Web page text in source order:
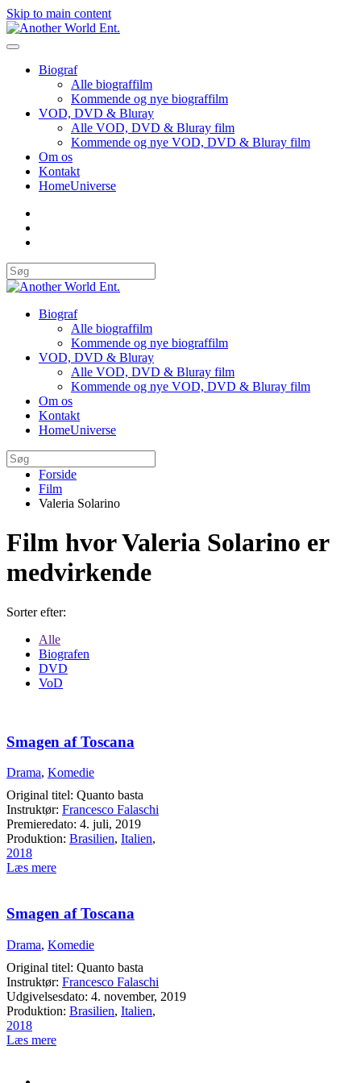
Skip to main content
Biograf
Alle biograffilm
Kommende og nye biograffilm
VOD, DVD & Bluray
Alle VOD, DVD & Bluray film
Kommende og nye VOD, DVD & Bluray film
Om os
Kontakt
HomeUniverse
Biograf
Alle biograffilm
Kommende og nye biograffilm
VOD, DVD & Bluray
Alle VOD, DVD & Bluray film
Kommende og nye VOD, DVD & Bluray film
Om os
Kontakt
HomeUniverse
Forside
Film
Valeria Solarino
Film hvor Valeria Solarino er
medvirkende
Sorter efter:
Alle
Biografen
DVD
VoD
Smagen af Toscana
Drama, Komedie
Original titel: Quanto basta
Instruktør: Francesco Falaschi
Premieredato: 4. juli, 2019
Produktion: Brasilien, Italien,
2018
Læs mere
Smagen af Toscana
Drama, Komedie
Original titel: Quanto basta
Instruktør: Francesco Falaschi
Udgivelsesdato: 4. november, 2019
Produktion: Brasilien, Italien,
2018
Læs mere